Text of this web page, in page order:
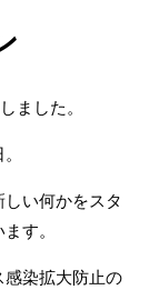
ました。
い何かをスタ
す。
感染拡大防止の